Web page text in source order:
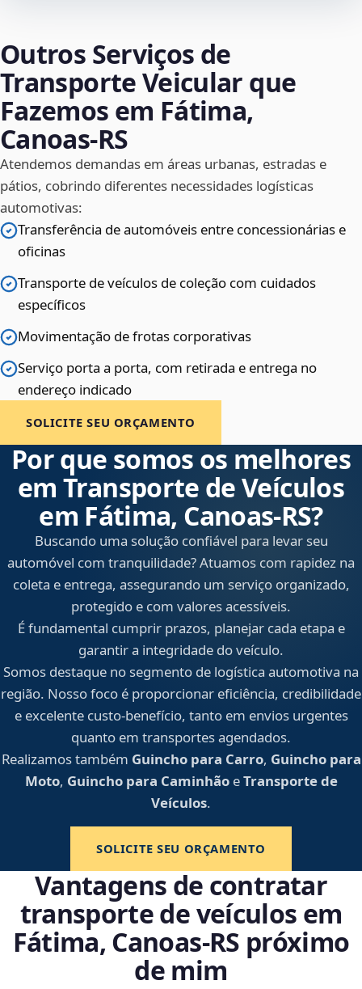
Outros Serviços de
Transporte Veicular que
Fazemos em Fátima,
Canoas‑RS
Atendemos demandas em áreas urbanas, estradas e
pátios, cobrindo diferentes necessidades logísticas
automotivas:
Transferência de automóveis entre concessionárias e
oficinas
Transporte de veículos de coleção com cuidados
específicos
Movimentação de frotas corporativas
Serviço porta a porta, com retirada e entrega no
endereço indicado
SOLICITE SEU ORÇAMENTO
Por que somos os melhores
em Transporte de Veículos
em Fátima, Canoas‑RS?
Buscando uma solução confiável para levar seu
automóvel com tranquilidade? Atuamos com rapidez na
coleta e entrega, assegurando um serviço organizado,
protegido e com valores acessíveis.
É fundamental cumprir prazos, planejar cada etapa e
garantir a integridade do veículo.
Somos destaque no segmento de logística automotiva na
região. Nosso foco é proporcionar eficiência, credibilidade
e excelente custo-benefício, tanto em envios urgentes
quanto em transportes agendados.
Realizamos também Guincho para Carro, Guincho para
Moto, Guincho para CaminhãoeTransporte de
Veículos.
SOLICITE SEU ORÇAMENTO
Vantagens de contratar
transporte de veículos em
Fátima, Canoas‑RS próximo
de mim